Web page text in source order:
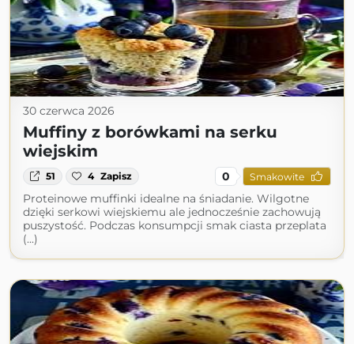
30 czerwca 2026
Muffiny z borówkami na serku
wiejskim
51 4 Zapisz 0 Smakowite
Proteinowe muffinki idealne na śniadanie. Wilgotne
dzięki serkowi wiejskiemu ale jednocześnie zachowują
puszystość. Podczas konsumpcji smak ciasta przeplata
(...)